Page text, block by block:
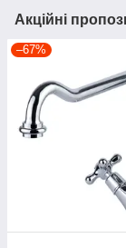
Акційні
–67%